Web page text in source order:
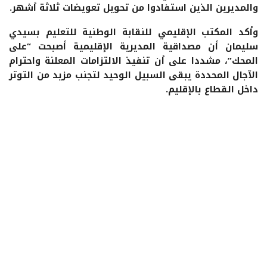
والمديرين الذين استفادوا من تحويل تعويضات ثلاثة أشهر.
وأكد المكتب الإقليمي للنقابة الوطنية للتعليم بسيدي
سليمان أن مصداقية المديرية الإقليمية أصبحت “على
المحك”، مشددا على أن تنفيذ الالتزامات المعلنة واحترام
الآجال المحددة يبقى السبيل الوحيد لتجنب مزيد من التوتر
داخل القطاع بالإقليم.